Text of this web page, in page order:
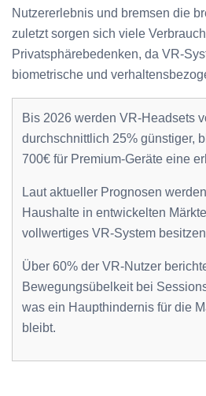
Nutzererlebnis und bremsen die
zuletzt sorgen sich viele
Privatsphärebedenken, da VR-
biometrische und
Bis 2026 werden VR-Headsets
durchschnittlich 25% günstiger,
700€ für Premium-Geräte eine
Laut aktueller Prognosen
Haushalte in entwickelten
vollwertiges VR-System
Über 60% der VR-Nutzer
Bewegungsübelkeit bei
was ein Haupthindernis für die
bleibt.